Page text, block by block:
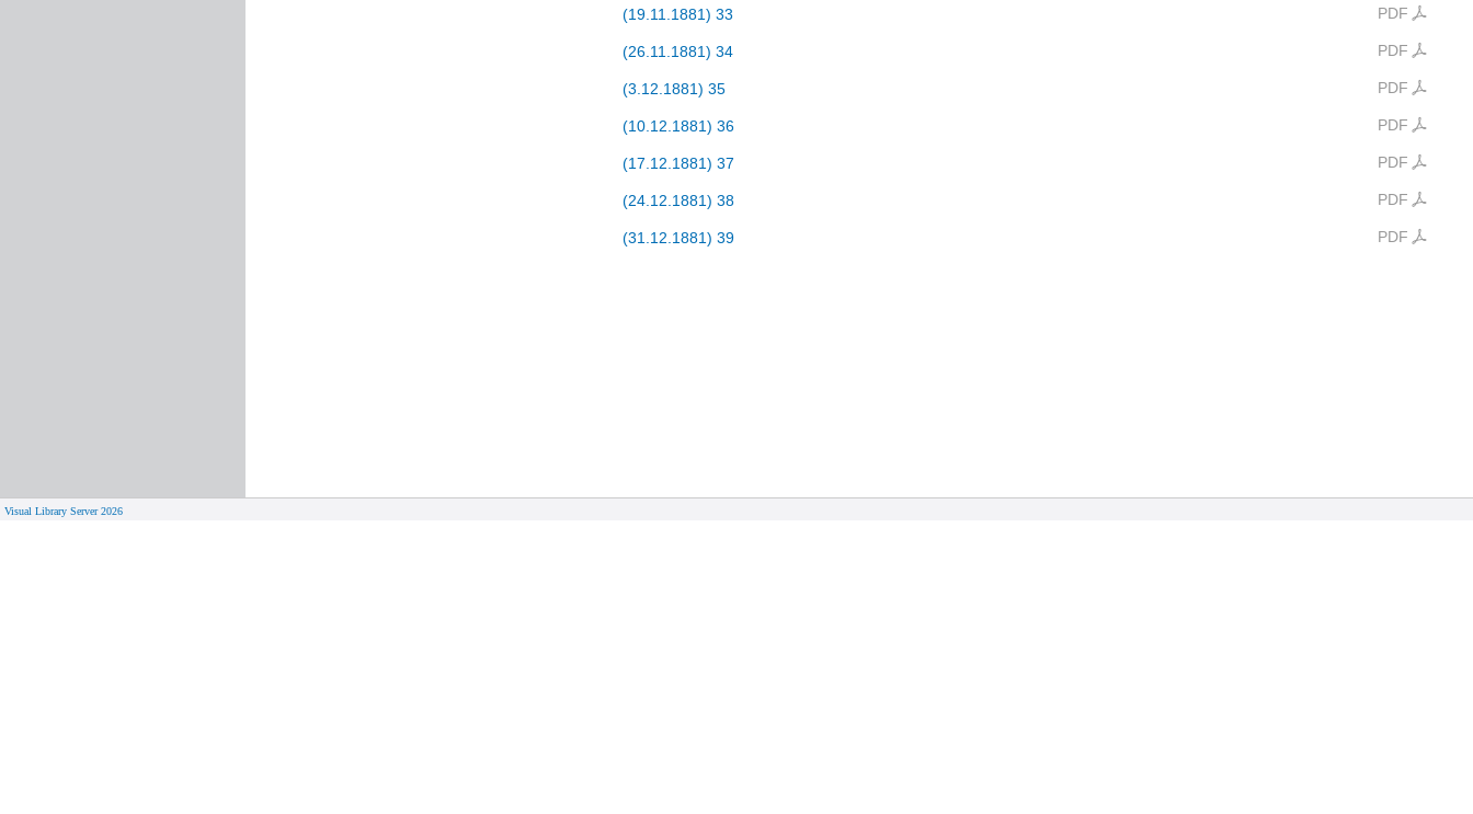
PDF
(19.11.1881) 33
PDF
(26.11.1881) 34
PDF
(3.12.1881) 35
PDF
(10.12.1881) 36
PDF
(17.12.1881) 37
PDF
(24.12.1881) 38
PDF
(31.12.1881) 39
Visual Library Server 2026